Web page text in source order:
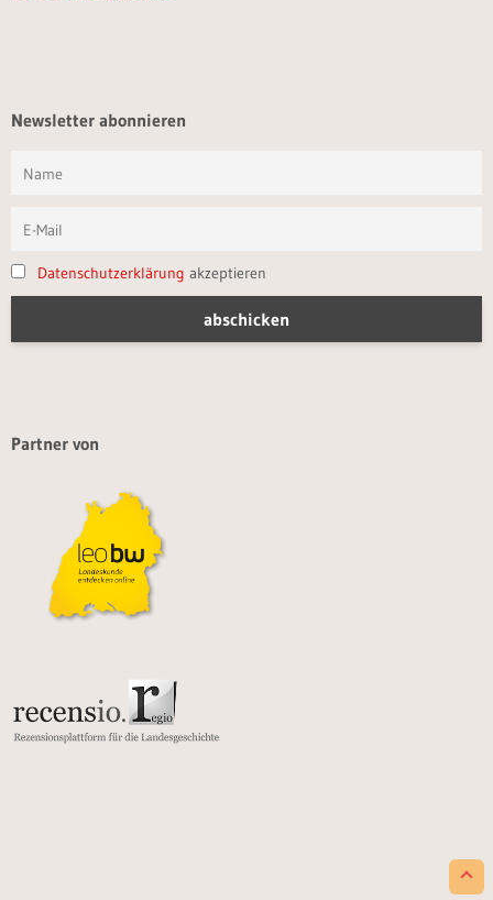
Newsletter abonnieren
Datenschutzerklärung akzeptieren
Partner von